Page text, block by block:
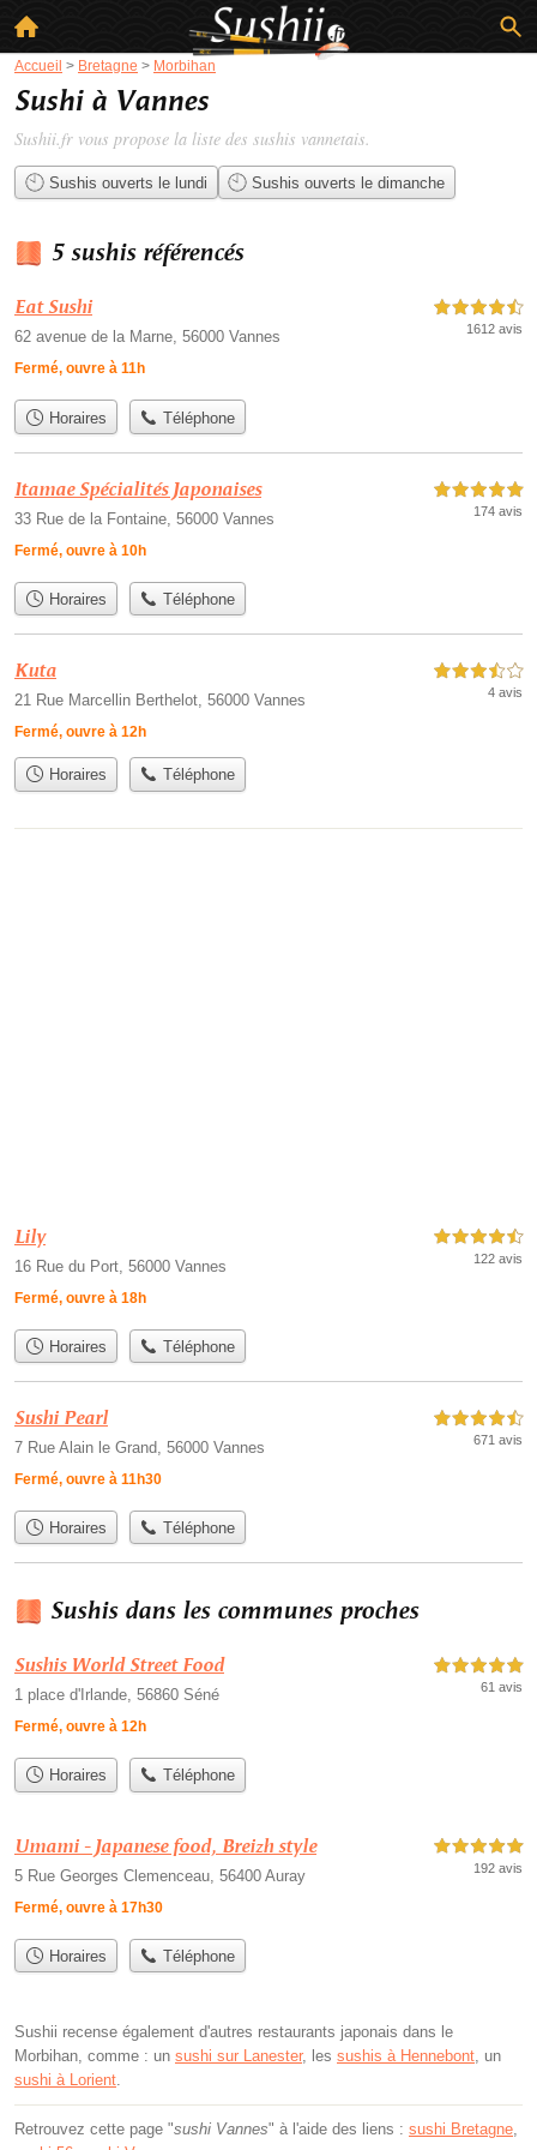
Accueil > Bretagne > Morbihan
Sushi à Vannes
Sushii.fr vous propose la liste des sushis vannetais.
Sushis ouverts le lundi Sushis ouverts le dimanche
5 sushis référencés
Eat Sushi
62 avenue de la Marne, 56000 Vannes
Fermé, ouvre à 11h
4,5 étoiles sur 5
1612 avis
Horaires Téléphone
Itamae Spécialités Japonaises
33 Rue de la Fontaine, 56000 Vannes
Fermé, ouvre à 10h
5,0 étoiles sur 5
174 avis
Horaires Téléphone
Kuta
21 Rue Marcellin Berthelot, 56000 Vannes
Fermé, ouvre à 12h
3,5 étoiles sur 5
4 avis
Horaires Téléphone
Lily
16 Rue du Port, 56000 Vannes
Fermé, ouvre à 18h
4,5 étoiles sur 5
122 avis
Horaires Téléphone
Sushi Pearl
7 Rue Alain le Grand, 56000 Vannes
Fermé, ouvre à 11h30
4,5 étoiles sur 5
671 avis
Horaires Téléphone
Sushis dans les communes proches
Sushis World Street Food
1 place d'Irlande, 56860 Séné
Fermé, ouvre à 12h
5,0 étoiles sur 5
61 avis
Horaires Téléphone
Umami - Japanese food, Breizh style
5 Rue Georges Clemenceau, 56400 Auray
Fermé, ouvre à 17h30
5,0 étoiles sur 5
192 avis
Horaires Téléphone
Sushii recense également d'autres restaurants japonais dans le
Morbihan, comme : un sushi sur Lanester, les sushis à Hennebont, un
sushi à Lorient.
Retrouvez cette page "sushi Vannes" à l'aide des liens : sushi Bretagne,